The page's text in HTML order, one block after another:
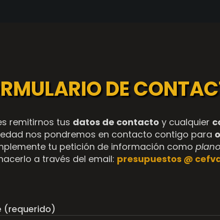
DE
remitirnos tus datos de contacto y cualquier
nos pondremos en contacto contigo para
tu petición de información como
a través del email: presupuestos @
(requerido)